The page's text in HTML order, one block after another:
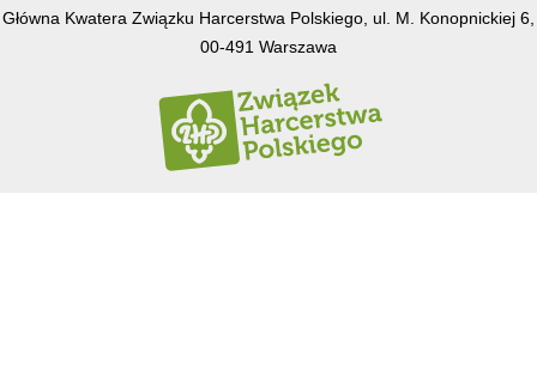
Główna Kwatera Związku Harcerstwa Polskiego, ul. M. Konopnickiej 6,
00-491 Warszawa